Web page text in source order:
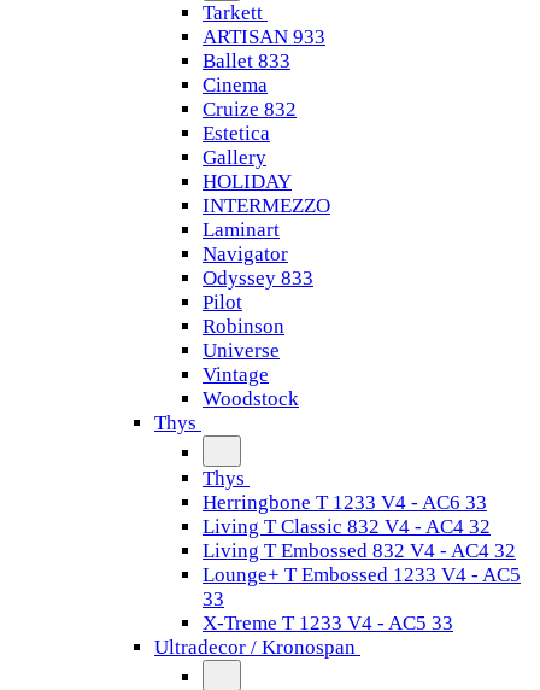
Tarkett
ARTISAN 933
Ballet 833
Cinema
Cruize 832
Estetica
Gallery
HOLIDAY
INTERMEZZO
Laminart
Navigator
Odyssey 833
Pilot
Robinson
Universe
Vintage
Woodstock
Thys
Thys
Herringbone T 1233 V4 - AC6 33
Living T Classic 832 V4 - AC4 32
Living T Embossed 832 V4 - AC4 32
Lounge+ T Embossed 1233 V4 - AC5
33
X-Treme T 1233 V4 - AC5 33
Ultradecor / Kronospan